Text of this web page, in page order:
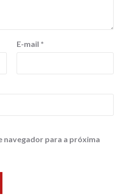
E-mail *
navegador para a próxima